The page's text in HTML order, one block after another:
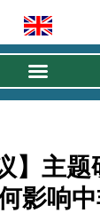
】主题
影响